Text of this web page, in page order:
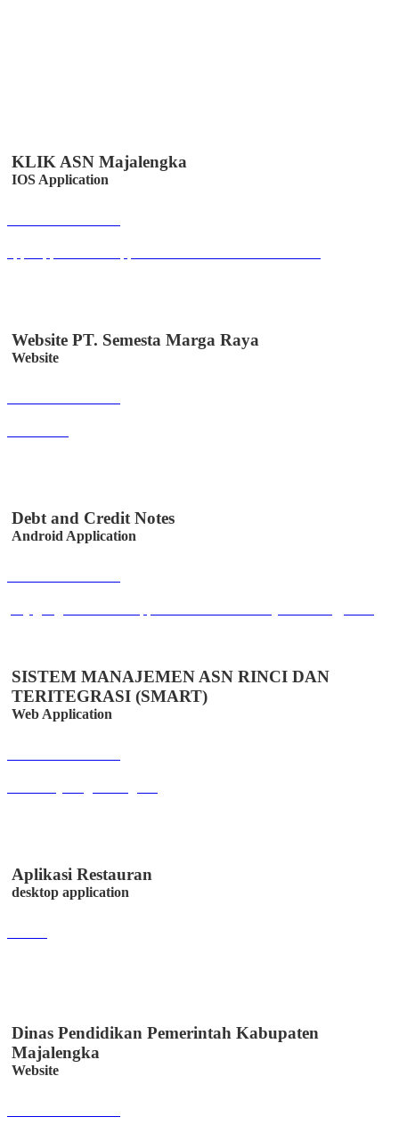
KLIK ASN Majalengka
IOS Application
Website PT. Semesta Marga Raya
Website
Debt and Credit Notes
Android Application
SISTEM MANAJEMEN ASN RINCI DAN
TERITEGRASI (SMART)
Web Application
Aplikasi Restauran
desktop application
Dinas Pendidikan Pemerintah Kabupaten
Majalengka
Website